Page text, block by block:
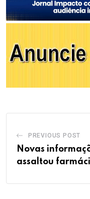
PREVIOUS POST
Novas
assaltou